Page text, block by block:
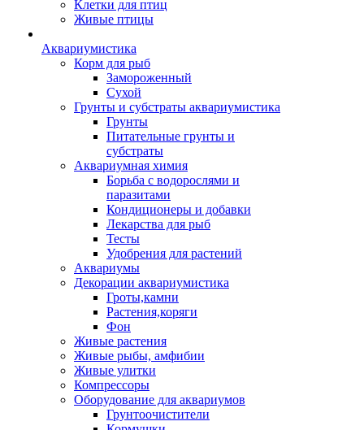
Клетки для птиц
Живые птицы
Аквариумистика
Корм для рыб
Замороженный
Сухой
Грунты и субстраты аквариумистика
Грунты
Питательные грунты и
субстраты
Аквариумная химия
Борьба с водорослями и
паразитами
Кондиционеры и добавки
Лекарства для рыб
Тесты
Удобрения для растений
Аквариумы
Декорации аквариумистика
Гроты,камни
Растения,коряги
Фон
Живые растения
Живые рыбы, амфибии
Живые улитки
Компрессоры
Оборудование для аквариумов
Грунтоочистители